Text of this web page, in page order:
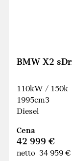
BMW X2
110kW / 150k
1995cm3
Diesel
Cena
42 999 €
netto 34 959 €